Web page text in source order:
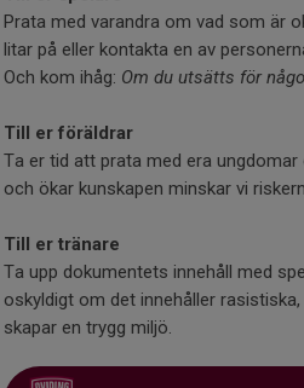
Prata med varandra om vad som är
litar på eller kontakta en av
Och kom ihåg: Om du utsätts för
Till er föräldrar
Ta er tid att prata med era
och ökar kunskapen minskar vi
Till er tränare
Ta upp dokumentets innehåll med
oskyldigt om det innehåller
skapar en trygg miljö.